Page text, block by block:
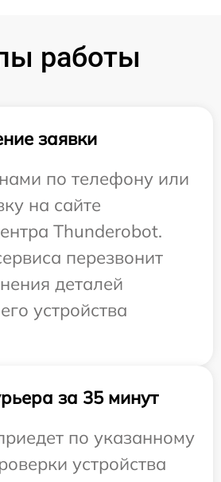
работы
заявки
по телефону или
на сайте
Thunderobot.
перезвонит
деталей
устройства
за 35 минут
по указанному
устройства